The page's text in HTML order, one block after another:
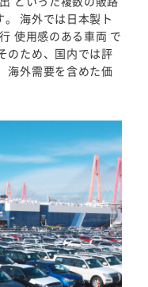
海外では日本製ト
使用感のある車両 で
のため、国内では評
海外需要を含めた価